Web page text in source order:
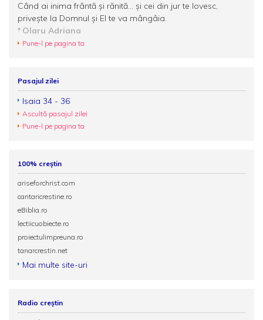
Când ai inima frântă şi rănită... şi cei din jur te lovesc,
priveşte la Domnul şi El te va mângâia.
Olaru Adriana
Pune-l pe pagina ta
Pasajul zilei
Isaia 34 - 36
Ascultă pasajul zilei
Pune-l pe pagina ta
100% creștin
ariseforchrist.com
cantaricrestine.ro
eBiblia.ro
lectiicuobiecte.ro
proiectulimpreuna.ro
tanarcrestin.net
Mai multe site-uri
Radio creștin